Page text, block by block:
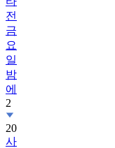
전
금
요
일
밤
에
2
20
사